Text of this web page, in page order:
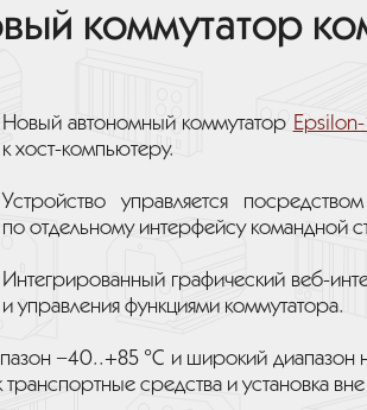
коммутатор
Новый автономный коммутатор
к хост-компьютеру.
Устройство управляется
по отдельному интерфейсу командной
Интегрированный графический веб-
и управления функциями коммутатора.
−40..+85 °C и широкий диапазон
транспортные средства и установка